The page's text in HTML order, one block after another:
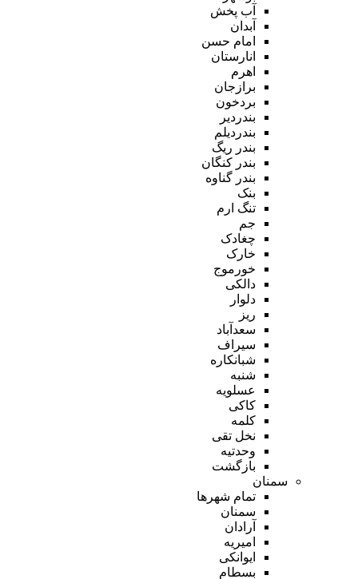
آب پخش
آبدان
امام حسن
انارستان
اهرم
برازجان
بردخون
بندردیر
بندردیلم
بندر ریگ
بندر کنگان
بندر گناوه
بنک
تنگ ارم
جم
چغادک
خارک
خورموج
دالکی
دلوار
ریز
سعدآباد
سیراف
شبانکاره
شنبه
عسلویه
کاکی
کلمه
نخل تقی
وحدتیه
بازگشت
سمنان
تمام شهر‌ها
سمنان
آرادان
امیریه
ایوانکی
بسطام